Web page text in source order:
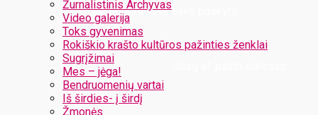
Žurnalistinis Archyvas
Video galerija
Toks gyvenimas
Rokiškio krašto kultūros pažinties ženklai
Sugrįžimai
Mes – jėga!
Bendruomenių vartai
Iš širdies- į širdį
Žmonės
Užregistruokite savo paskyrą